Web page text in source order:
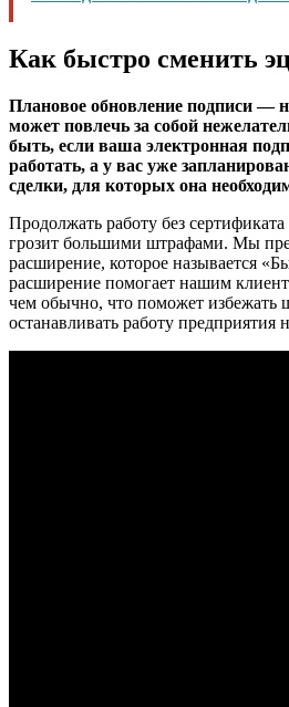
Как быстро сменить
Плановое обновление подписи —
может повлечь за собой
быть, если ваша электронная
работать, а у вас уже
сделки, для которых она
Продолжать работу без
грозит большими штрафами. Мы
расширение, которое называется
расширение помогает нашим
чем обычно, что поможет избежать
останавливать работу предприятия